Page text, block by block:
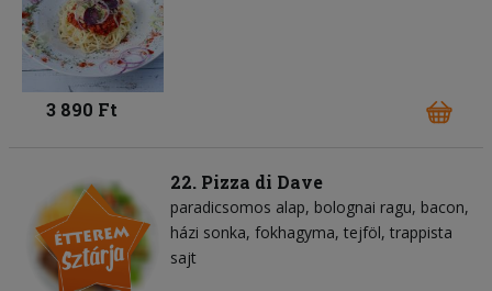
3 890 Ft
22. Pizza di Dave
paradicsomos alap bolognai ragu bacon
házi sonka fokhagyma tejföl trappista
sajt